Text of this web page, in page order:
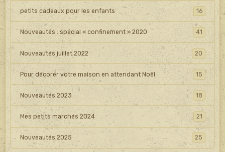
petits cadeaux pour les enfants 16
Nouveautés ..spécial « confinement » 2020 41
Nouveautés juillet 2022 20
Pour décorer votre maison en attendant Noël 15
Nouveautés 2023 18
Mes petits marchés 2024 21
Nouveautés 2025 25